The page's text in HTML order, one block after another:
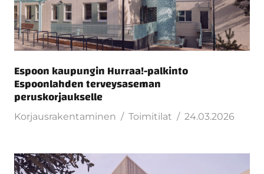
Espoon kaupungin Hurraa!-palkinto
Espoonlahden terveysaseman
peruskorjaukselle
Korjausrakentaminen Toimitilat 24.03.2026